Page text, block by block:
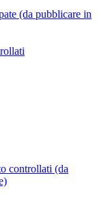
(da pubblicare in
controllati (da